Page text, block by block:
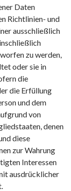
Daten
Richtlinien- und
ausschließlich
zu werden,
oder sie in
die
die Erfüllung
und dem
von
denen
diese
zur Wahrung
Interessen
ausdrücklicher